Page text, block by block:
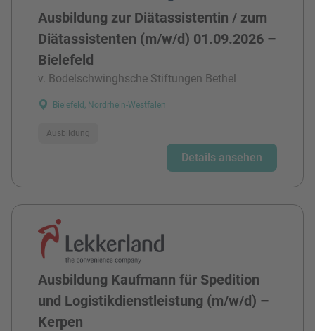
Ausbildung zur Diätassistentin / zum
Diätassistenten (m/w/d) 01.09.2026 –
Bielefeld
v. Bodelschwinghsche Stiftungen Bethel
Bielefeld, Nordrhein-Westfalen
Ausbildung
Details ansehen
Ausbildung Kaufmann für Spedition
und Logistikdienstleistung (m/w/d) –
Kerpen